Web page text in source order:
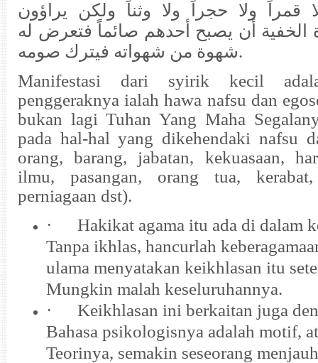
قمراً ولا حجراً ولا وثناً ولكن يراؤون
الخفية أن يصبح أحدهم صائماً فتعرض له
شهوة من شهواته فيترك صومه.
Manifestasi dari syirik kecil
penggeraknya ialah hawa nafsu dan
bukan lagi Tuhan Yang Maha
pada hal-hal yang dikehendaki nafsu
orang, barang, jabatan, kekuasaan,
ilmu, pasangan, orang tua,
perniagaan dst).
·
Hakikat agama itu ada di dalam
Tanpa ikhlas, hancurlah
ulama menyatakan keikhlasan itu
Mungkin malah keseluruhannya.
·
Keikhlasan ini berkaitan juga
Bahasa psikologisnya adalah motif,
Teorinya, semakin seseorang